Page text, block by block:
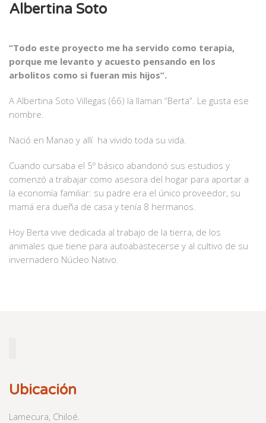
Albertina Soto
“Todo este proyecto me ha servido como terapia,
porque me levanto y acuesto pensando en los
arbolitos como si fueran mis hijos”.
A Albertina Soto Villegas (66) la llaman “Berta”. Le gusta ese
nombre.
Nació en Manao y allí ha vivido toda su vida.
Cuando cursaba el 5º básico abandonó sus estudios y
comenzó a trabajar como asesora del hogar para aportar a
la economía familiar: su padre era el único proveedor, su
mamá era dueña de casa y tenía 8 hermanos.
Hoy Berta vive dedicada al trabajo de la tierra, de los
animales que tiene para autoabastecerse y al cultivo de su
invernadero Núcleo Nativo.
Ubicación
Lamecura, Chiloé.